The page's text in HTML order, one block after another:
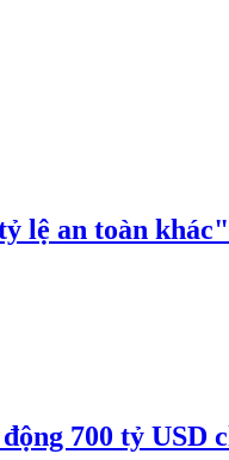
lệ an toàn
700 tỷ USD